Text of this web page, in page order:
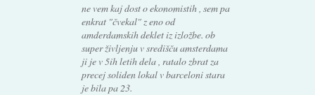
ne vem kaj dost o ekonomistih , sem pa
enkrat "čvekal" z eno od
amderdamskih deklet iz izložbe. ob
super življenju v središču amsterdama
ji je v 5ih letih dela , ratalo zbrat za
precej soliden lokal v barceloni stara
je bila pa 23.